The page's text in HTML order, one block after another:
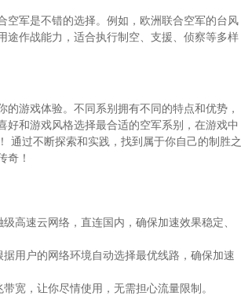
空军是不错的选择。例如，欧洲联合空军的台风
途作战能力，适合执行制空、支援、侦察等多样
游戏体验。不同系别拥有不同的特点和优势，
和游戏风格选择最合适的空军系别，在游戏中
通过不断探索和实践，找到属于你自己的制胜之
奇！
高速云网络，直连国内，确保加速效果稳定、
用户的网络环境自动选择最优线路，确保加速
宽，让你尽情使用，无需担心流量限制。